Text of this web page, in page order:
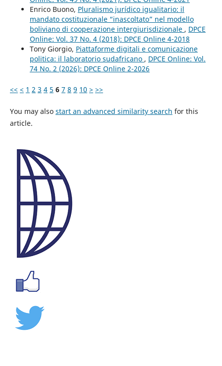
Enrico Buono, Pluralismo jurídico igualitario: il
mandato costituzionale “inascoltato” nel modello
boliviano di cooperazione intergiurisdizionale , DPCE
Online: Vol. 37 No. 4 (2018): DPCE Online 4-2018
Tony Giorgio, Piattaforme digitali e comunicazione
politica: il laboratorio sudafricano , DPCE Online: Vol.
74 No. 2 (2026): DPCE Online 2-2026
<< < 1 2 3 4 5 6 7 8 9 10 > >>
You may also start an advanced similarity search for this
article.